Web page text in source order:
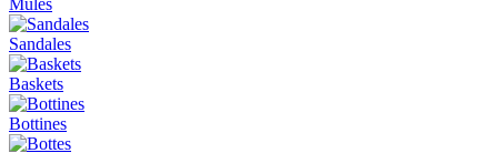
Mules
Sandales
Baskets
Bottines